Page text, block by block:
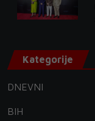
Kategorije
DNEVNI
BIH